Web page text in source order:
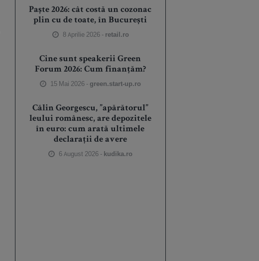
Paște 2026: cât costă un cozonac
plin cu de toate, în București
8 Aprilie 2026 - retail.ro
Cine sunt speakerii Green
Forum 2026: Cum finanțăm?
15 Mai 2026 - green.start-up.ro
Călin Georgescu, ”apărătorul”
leului românesc, are depozitele
în euro: cum arată ultimele
declarații de avere
6 August 2026 - kudika.ro